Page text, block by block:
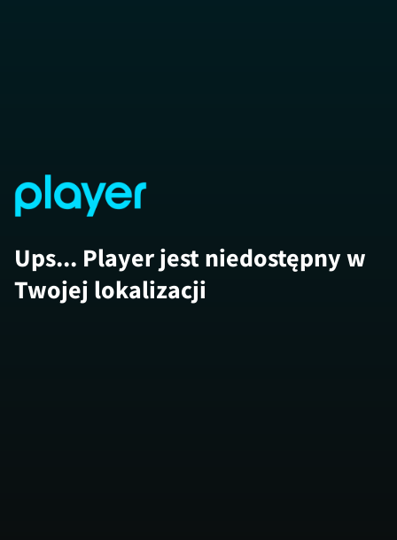
Ups... Player jest niedostępny w
Twojej lokalizacji